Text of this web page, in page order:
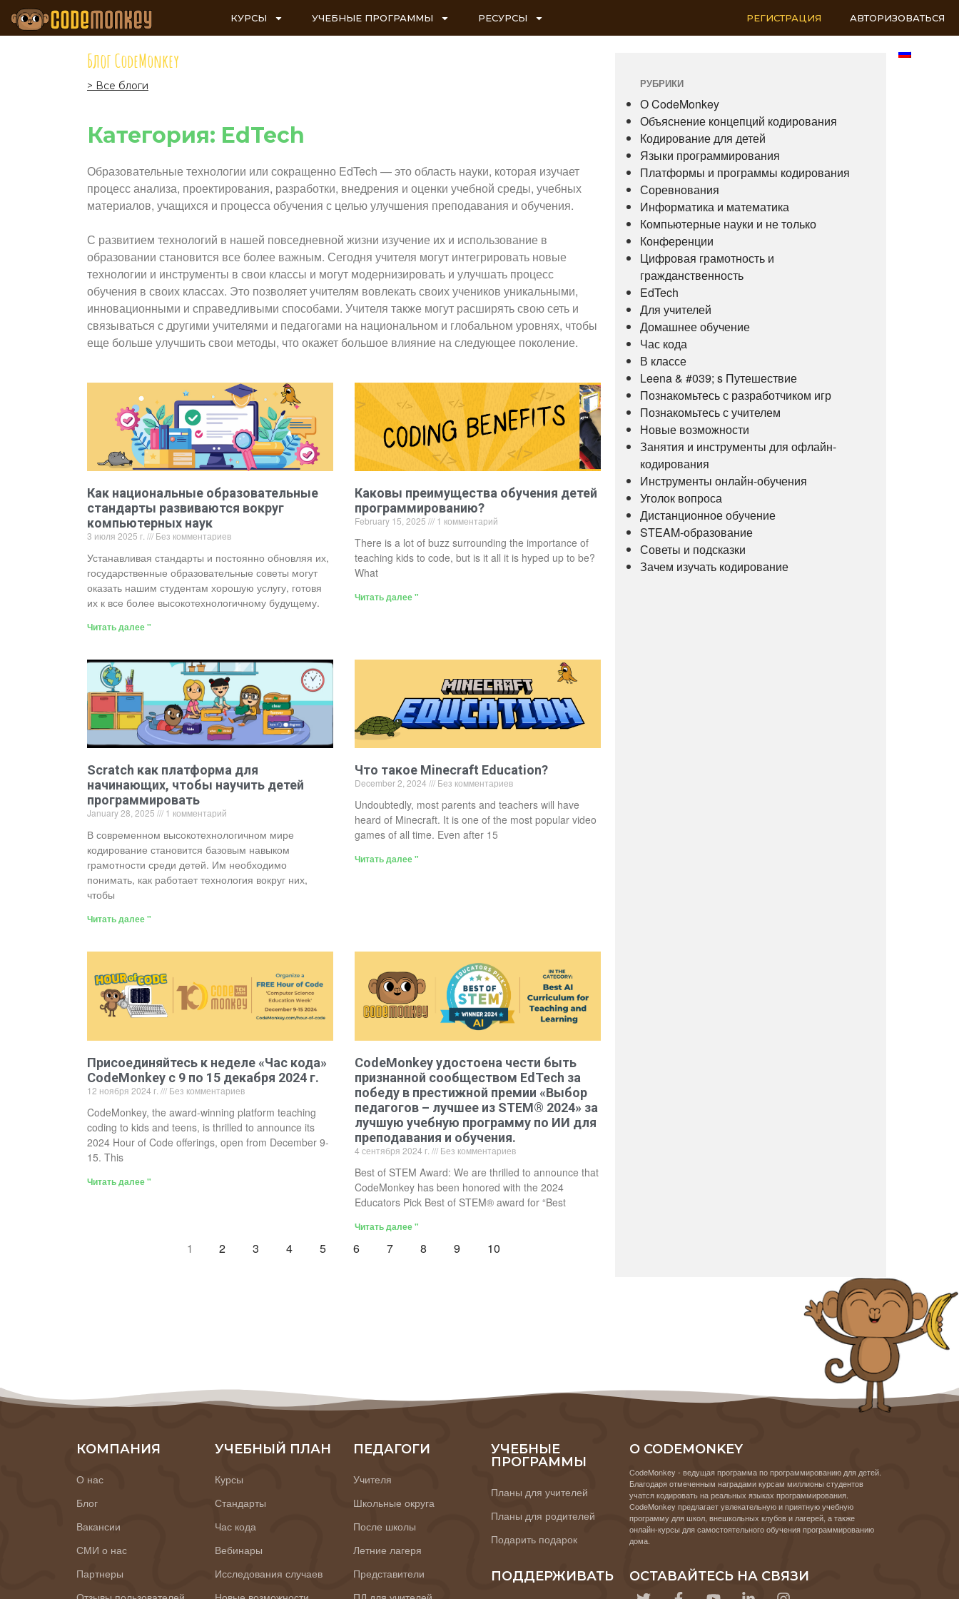
КУРСЫ УЧЕБНЫЕ ПРОГРАММЫ РЕСУРСЫ РЕГИСТРАЦИЯ АВТОРИЗОВАТЬСЯ
Блог CodeMonkey
> Все блоги
Категория: EdTech
Образовательные технологии или сокращенно EdTech — это область науки, которая изучает
процесс анализа, проектирования, разработки, внедрения и оценки учебной среды, учебных
материалов, учащихся и процесса обучения с целью улучшения преподавания и обучения.
С развитием технологий в нашей повседневной жизни изучение их и использование в
образовании становится все более важным. Сегодня учителя могут интегрировать новые
технологии и инструменты в свои классы и могут модернизировать и улучшать процесс
обучения в своих классах. Это позволяет учителям вовлекать своих учеников уникальными,
инновационными и справедливыми способами. Учителя также могут расширять свою сеть и
связываться с другими учителями и педагогами на национальном и глобальном уровнях, чтобы
еще больше улучшить свои методы, что окажет большое влияние на следующее поколение.
Как национальные образовательные
стандарты развиваются вокруг
компьютерных наук
3 июля 2025 г. Без комментариев
Устанавливая стандарты и постоянно обновляя их,
государственные образовательные советы могут
оказать нашим студентам хорошую услугу, готовя
их к все более высокотехнологичному будущему.
Читать далее "
Каковы преимущества обучения детей
программированию?
February 15, 2025 1 комментарий
There is a lot of buzz surrounding the importance of
teaching kids to code, but is it all it is hyped up to be?
What
Читать далее "
Scratch как платформа для
начинающих, чтобы научить детей
программировать
January 28, 2025 1 комментарий
В современном высокотехнологичном мире
кодирование становится базовым навыком
грамотности среди детей. Им необходимо
понимать, как работает технология вокруг них,
чтобы
Читать далее "
Что такое Minecraft Education?
December 2, 2024 Без комментариев
Undoubtedly, most parents and teachers will have
heard of Minecraft. It is one of the most popular video
games of all time. Even after 15
Читать далее "
Присоединяйтесь к неделе «Час кода»
CodeMonkey с 9 по 15 декабря 2024 г.
12 ноября 2024 г. Без комментариев
CodeMonkey, the award-winning platform teaching
coding to kids and teens, is thrilled to announce its
2024 Hour of Code offerings, open from December 9-
15. This
Читать далее "
CodeMonkey удостоена чести быть
признанной сообществом EdTech за
победу в престижной премии «Выбор
педагогов – лучшее из STEM® 2024» за
лучшую учебную программу по ИИ для
преподавания и обучения.
4 сентября 2024 г. Без комментариев
Best of STEM Award: We are thrilled to announce that
CodeMonkey has been honored with the 2024
Educators Pick Best of STEM® award for “Best
Читать далее "
1 2 3 4 5 6 7 8 9 10
РУБРИКИ
О CodeMonkey
Объяснение концепций кодирования
Кодирование для детей
Языки программирования
Платформы и программы кодирования
Соревнования
Информатика и математика
Компьютерные науки и не только
Конференции
Цифровая грамотность и
гражданственность
EdTech
Для учителей
Домашнее обучение
Час кода
В классе
Leena & #039; s Путешествие
Познакомьтесь с разработчиком игр
Познакомьтесь с учителем
Новые возможности
Занятия и инструменты для офлайн-
кодирования
Инструменты онлайн-обучения
Уголок вопроса
Дистанционное обучение
STEAM-образование
Советы и подсказки
Зачем изучать кодирование
КОМПАНИЯ
О нас
Блог
Вакансии
СМИ о нас
Партнеры
УЧЕБНЫЙ ПЛАН
Курсы
Стандарты
Час кода
Вебинары
Исследования случаев
ПЕДАГОГИ
Учителя
Школьные округа
После школы
Летние лагеря
Представители
УЧЕБНЫЕ
ПРОГРАММЫ
Планы для учителей
Планы для родителей
Подарить подарок
ПОДДЕРЖИВАТЬ
О CODEMONKEY
CodeMonkey - ведущая программа по программированию для детей.
Благодаря отмеченным наградами курсам миллионы студентов
учатся кодировать на реальных языках программирования.
CodeMonkey предлагает увлекательную и приятную учебную
программу для школ, внешкольных клубов и лагерей, а также
онлайн-курсы для самостоятельного обучения программированию
дома.
ОСТАВАЙТЕСЬ НА СВЯЗИ